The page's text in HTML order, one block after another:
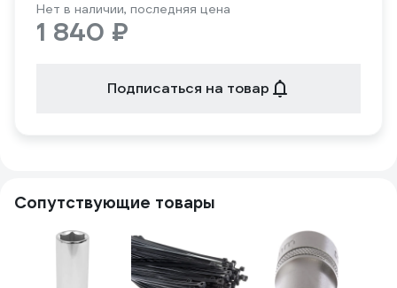
Нет в наличии, последняя цена
1 840 ₽
Подписаться на товар
Сопутствующие товары